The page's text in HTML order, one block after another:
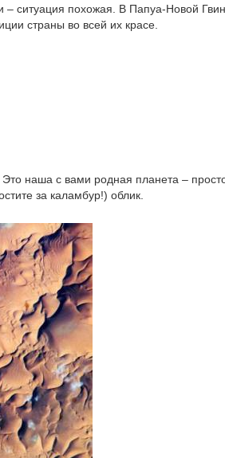
– ситуация похожая. В Папуа-Новой
страны во всей их красе.
наша с вами родная планета –
за каламбур!) облик.